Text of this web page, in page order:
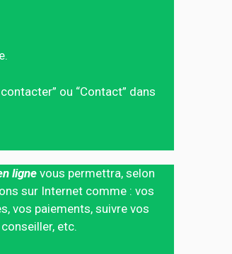
ou “Contact” dans
ligne vous permettra, selon
sur Internet comme : vos
vos paiements, suivre vos
etc.